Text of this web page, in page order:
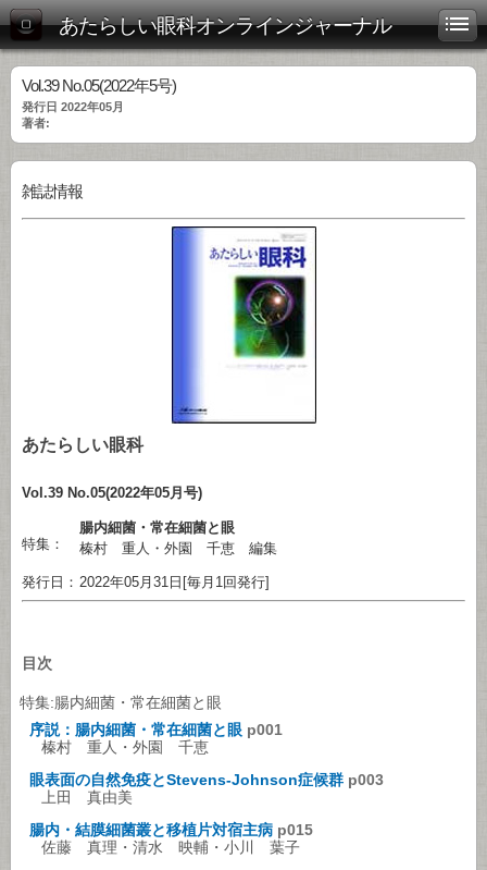
あたらしい眼科オンラインジャーナル
Vol.39 No.05(2022年5号)
発行日 2022年05月
著者:
雑誌情報
あたらしい眼科
Vol.39 No.05(2022年05月号)
特集：
腸内細菌・常在細菌と眼
榛村 重人・外園 千恵 編集
発行日： 2022年05月31日[毎月1回発行]
目次
特集:腸内細菌・常在細菌と眼
序説：腸内細菌・常在細菌と眼 p001
榛村 重人・外園 千恵
眼表面の自然免疫とStevens-Johnson症候群 p003
上田 真由美
腸内・結膜細菌叢と移植片対宿主病 p015
佐藤 真理・清水 映輔・小川 葉子